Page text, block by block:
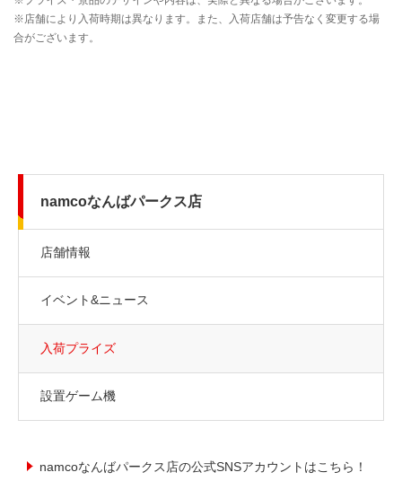
namcoなんばパークス店
店舗情報
イベント&ニュース
入荷プライズ
設置ゲーム機
namcoなんばパークス店の公式SNSアカウントはこちら！